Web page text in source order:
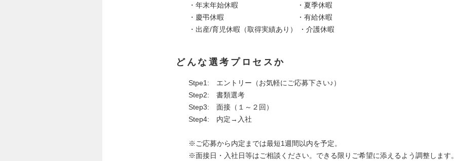
・年末年始休暇 ・夏季休暇
・慶弔休暇 ・有給休暇
・出産/育児休暇（取得実績あり） ・介護休暇
どんな選考プロセスか
Stpe1: エントリー（お気軽にご応募下さい♪）
Step2: 書類選考
Step3: 面接（１～２回）
Step4: 内定→入社
※ご応募から内定までは最短1週間以内を予定。
※面接日・入社日等はご相談ください。できる限りご希望に添えるよう調整します